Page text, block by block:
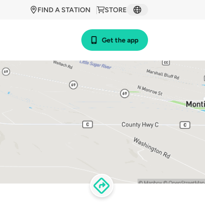
STORE
FIND A STATION
Get the app